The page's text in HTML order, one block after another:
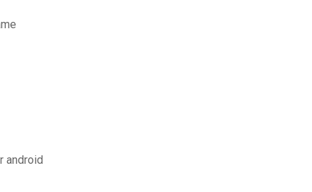
android